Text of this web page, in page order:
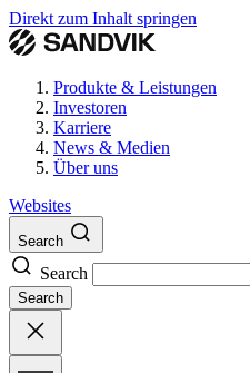
Direkt zum Inhalt springen
Produkte & Leistungen
Investoren
Karriere
News & Medien
Über uns
Websites
Search
Search
Search